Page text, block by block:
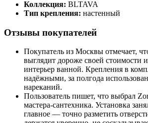
Коллекция: BLTAVA
Тип крепления: настенный
Отзывы покупателей
Покупатель из Москвы отмечает,
выглядит дороже своей стоимости
интерьер ванной. Крепления в
надёжными, за полгода
нареканий.
Пользователь пишет, что выбрал
мастера-сантехника. Установка
главное — точно разметить